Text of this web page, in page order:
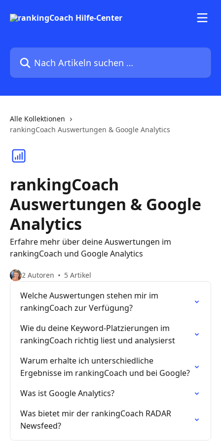
Nach Artikeln suchen …
Alle Kollektionen
rankingCoach Auswertungen & Google Analytics
rankingCoach
Auswertungen & Google
Analytics
Erfahre mehr über deine Auswertungen im
rankingCoach und Google Analytics
2 Autoren 5 Artikel
Welche Auswertungen stehen mir im
rankingCoach zur Verfügung?
Wie du deine Keyword-Platzierungen im
rankingCoach richtig liest und analysierst
Warum erhalte ich unterschiedliche
Ergebnisse im rankingCoach und bei Google?
Was ist Google Analytics?
Was bietet mir der rankingCoach RADAR
Newsfeed?